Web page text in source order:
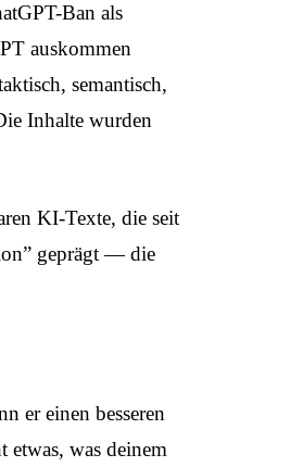
Ban als
auskommen
semantisch,
Inhalte wurden
KI-Texte, die seit
geprägt — die
er einen besseren
etwas, was deinem